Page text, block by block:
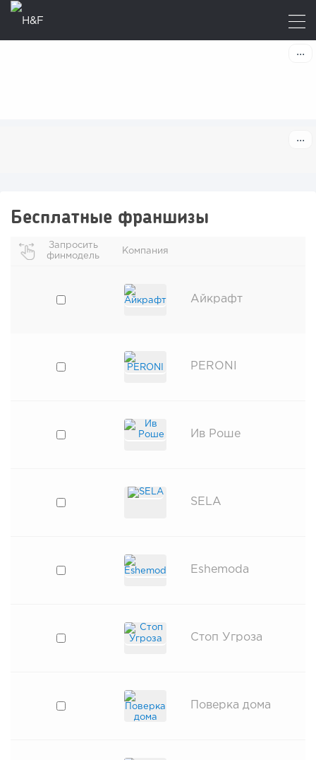
Бесплатные франшизы
Запросить
финмодель
Компания
Айкрафт
PERONI
Ив Роше
SELA
Eshemoda
Стоп Угроза
Поверка дома